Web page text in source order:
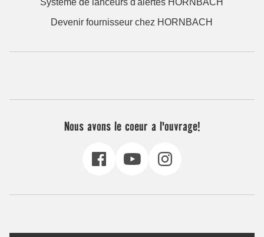
Système de lanceurs d'alertes HORNBACH
Devenir fournisseur chez HORNBACH
Nous avons le coeur a l'ouvrage!